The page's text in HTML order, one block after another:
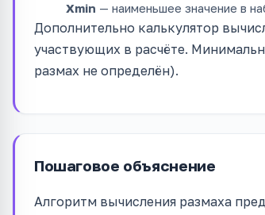
Xmin — наименьшее значение в
Дополнительно калькулятор
участвующих в расчёте.
размах не определён).
Пошаговое объяснение
Алгоритм вычисления размаха